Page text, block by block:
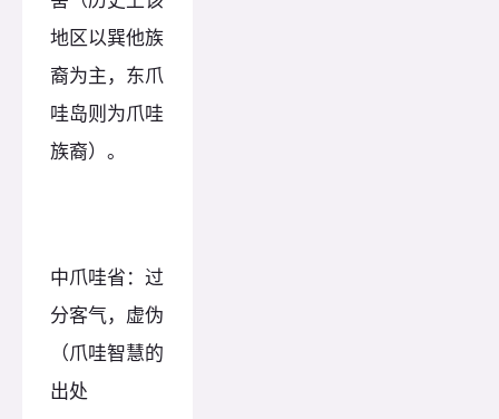
地区以巽他族
裔为主，东爪
哇岛则为爪哇
族裔）。
中爪哇省：过
分客气，虚伪
（爪哇智慧的
出处